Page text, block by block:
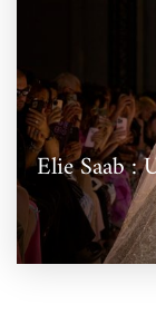
Elie Saab :